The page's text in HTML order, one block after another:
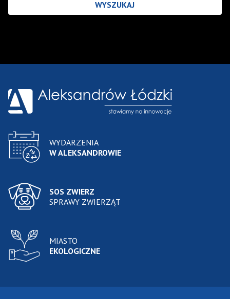
WYDARZENIA
W ALEKSANDROWIE
SOS ZWIERZ
SPRAWY ZWIERZĄT
MIASTO
EKOLOGICZNE